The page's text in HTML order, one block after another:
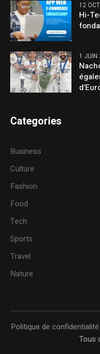
12
Hi-
1 JUIN
Categories
Business
Culture
Fashion
Food
Tech
Sports
Travel
Nature
Politique de confidentialité
Tous